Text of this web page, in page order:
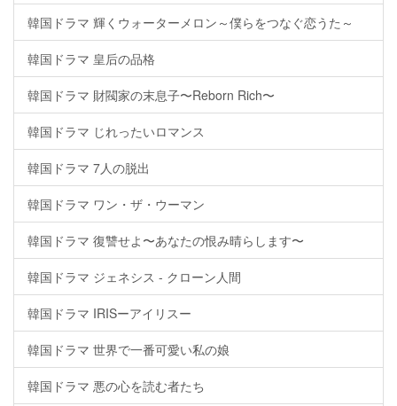
韓国ドラマ 輝くウォーターメロン～僕らをつなぐ恋うた～
韓国ドラマ 皇后の品格
韓国ドラマ 財閥家の末息子〜Reborn Rich〜
韓国ドラマ じれったいロマンス
韓国ドラマ 7人の脱出
韓国ドラマ ワン・ザ・ウーマン
韓国ドラマ 復讐せよ〜あなたの恨み晴らします〜
韓国ドラマ ジェネシス - クローン人間
韓国ドラマ IRISーアイリスー
韓国ドラマ 世界で一番可愛い私の娘
韓国ドラマ 悪の心を読む者たち